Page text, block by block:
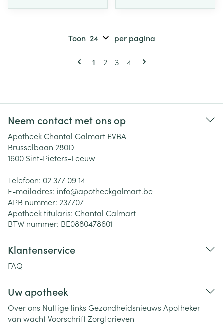
Pagina's
U lees momenteel pagina
1 Pagina
2 Pagina
3 Pagina
4
Toon per pagina
Neem contact met ons op
Apotheek Chantal Galmart BVBA
Brusselbaan 280D
1600 Sint-Pieters-Leeuw
Telefoon: 02 377 09 14
E-mailadres: info@apotheekgalmart.be
APB nummer: 237707
Apotheek titularis: Chantal Galmart
BTW nummer: BE0880478601
Klantenservice
FAQ
Uw apotheek
Over ons Nuttige links Gezondheidsnieuws Apotheker
van wachtVoorschriftZorgtarieven